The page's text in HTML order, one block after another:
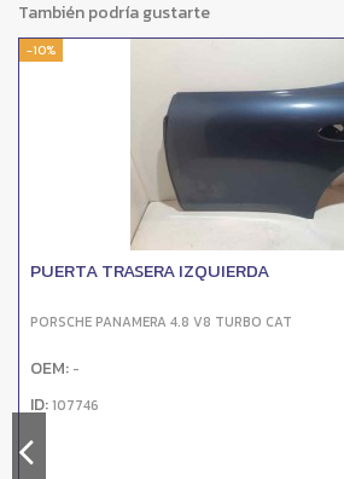
También podría gustarte
-10%
PUERTA TRASERA IZQUIERDA
PORSCHE PANAMERA 4.8 V8 TURBO CAT
OEM: -
ID:107746